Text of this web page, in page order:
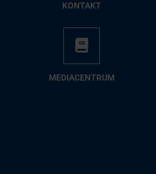
KON­TAKT
ME­DIA­CEN­TRUM